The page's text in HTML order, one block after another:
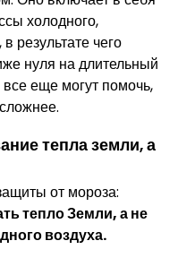
холодного,
результате чего
нуля на длительный
еще могут помочь,
тепла земли, а
от мороза:
тепло Земли, а не
воздуха.